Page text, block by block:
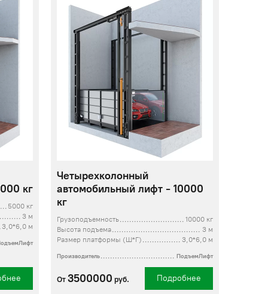
кг
5000 кг
3 м
3,0*6,0 м
Четырехколонный
автомобильный лифт - 10000
кг
Грузоподъемность
10000 кг
Высота подъема
3 м
Размер платформы (Ш*Г)
3,0*6,0 м
Производитель ПодъемЛифт
От3500000 руб. Подробнее